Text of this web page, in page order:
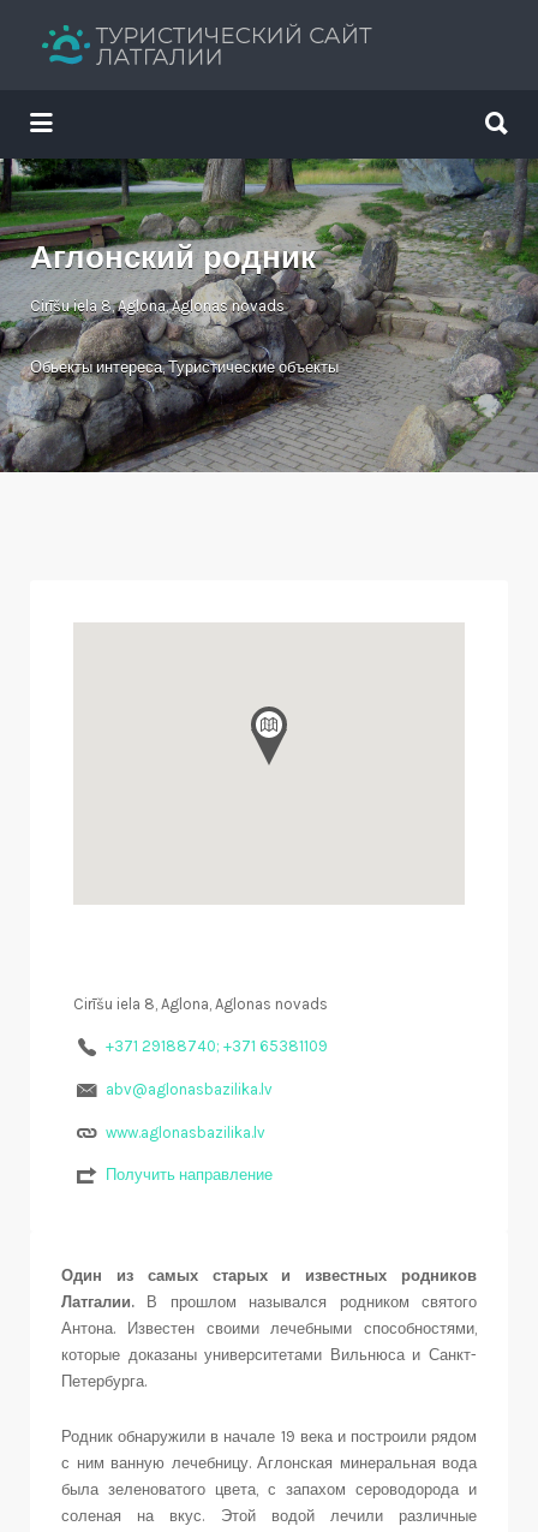
Путеводитель твоего отдыха
Искать:
Аглонский родник
Cirīšu iela 8, Aglona, Aglonas novads
Обьекты интереса,Туристические объекты
Cirīšu iela 8, Aglona, Aglonas novads
+371 29188740; +371 65381109
abv@aglonasbazilika.lv
www.aglonasbazilika.lv
Получить направление
Один из самых старых и известных родников
Латгалии. В прошлом назывался родником святого
Антона. Известен своими лечебными способностями,
которые доказаны университетами Вильнюса и Санкт-
Петербурга.
Родник обнаружили в начале 19 века и построили рядом
с ним ванную лечебницу. Аглонская минеральная вода
была зеленоватого цвета, с запахом сероводорода и
соленая на вкус. Этой водой лечили различные